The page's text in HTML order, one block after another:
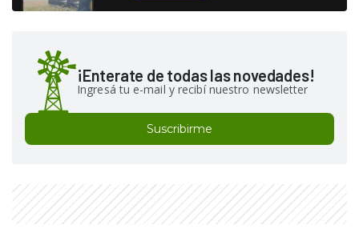
¡Enterate de todas las novedades!
Ingresá tu e-mail y recibí nuestro newsletter
Suscribirme